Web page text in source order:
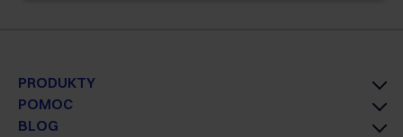
PRODUKTY
POMOC
BLOG